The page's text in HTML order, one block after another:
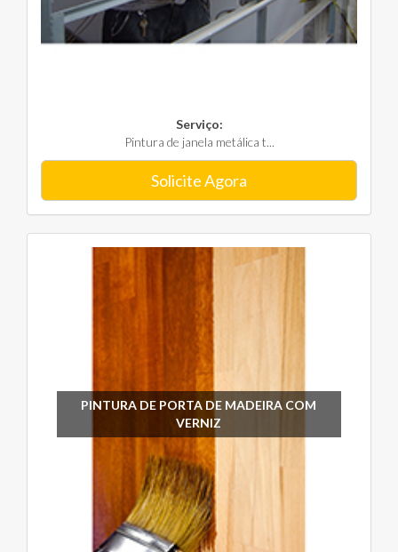
Serviço:
Pintura de janela metálica t...
Solicite Agora
PINTURA DE PORTA DE MADEIRA COM
VERNIZ